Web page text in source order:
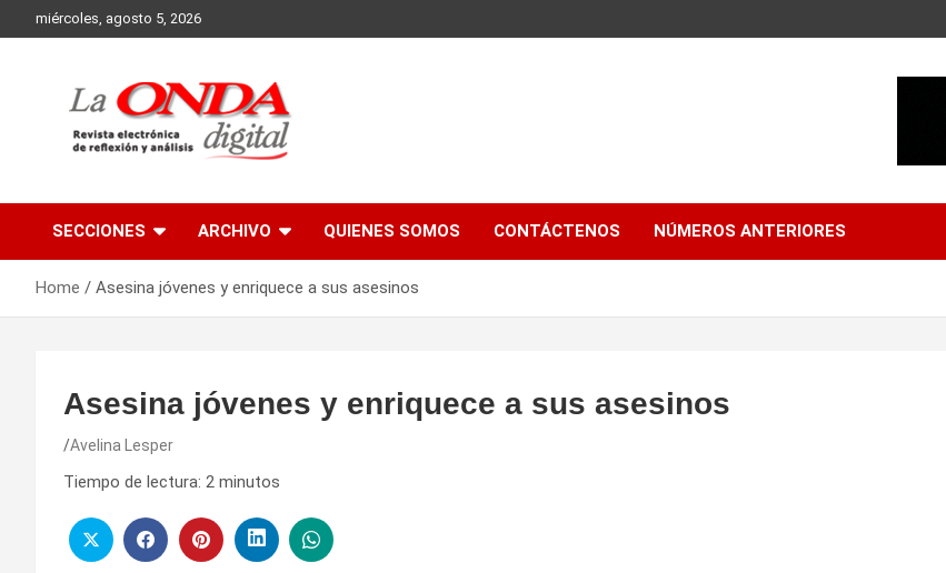
to
miércoles, agosto 5, 2026
SECCIONES ARCHIVO QUIENES SOMOS CONTÁCTENOS NÚMEROS ANTERIORES
Home Asesina jóvenes y enriquece a sus asesinos
Asesina jóvenes y enriquece a sus asesinos
Avelina Lesper
Tiempo de lectura: 2 minutos